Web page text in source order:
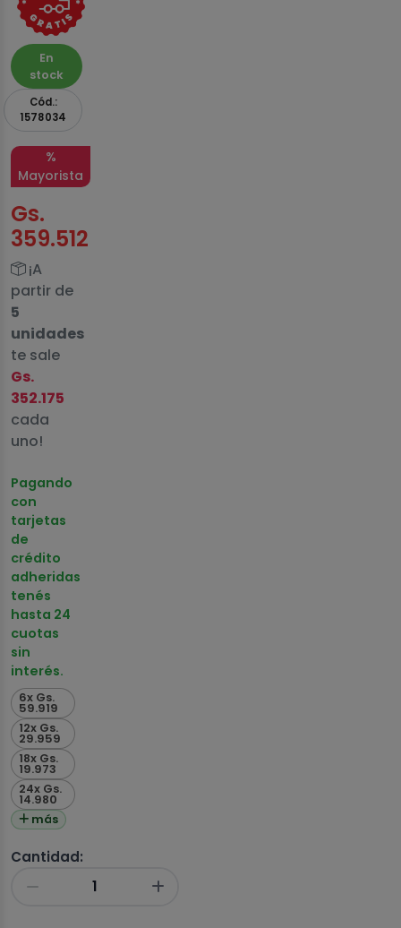
En
stock
Cód.:
1578034
%
Mayorista
Gs.
359.512
¡A
partir de
5
unidades
te sale
Gs.
352.175
cada
uno!
Pagando
con
tarjetas
de
crédito
adheridas
tenés
hasta 24
cuotas
sin
interés.
6x Gs.
59.919
12x Gs.
29.959
18x Gs.
19.973
24x Gs.
14.980
más
Cantidad: